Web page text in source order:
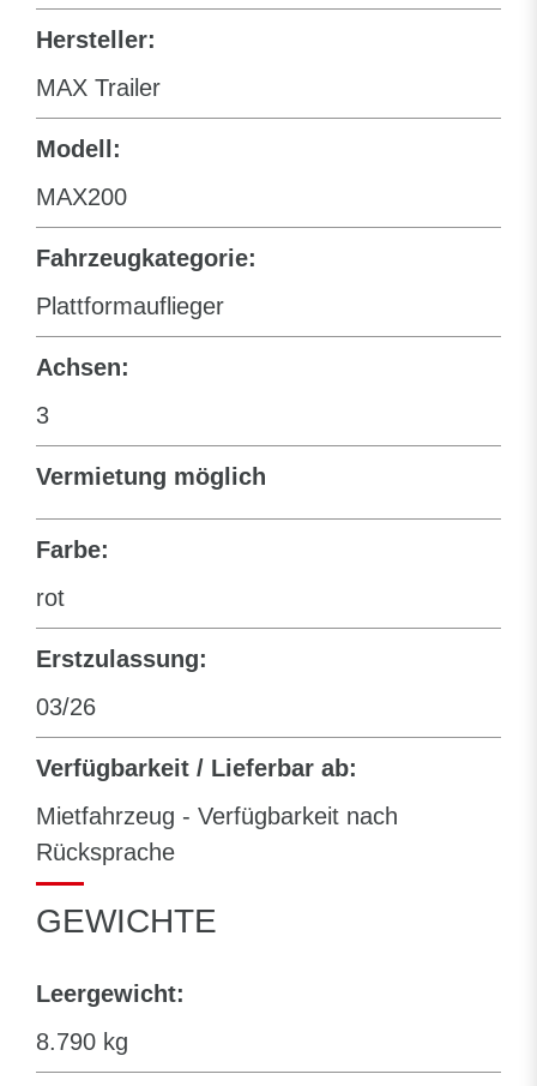
Hersteller:
MAX Trailer
Modell:
MAX200
Fahrzeugkategorie:
Plattformauflieger
Achsen:
3
Vermietung möglich
Farbe:
rot
Erstzulassung:
03/26
Verfügbarkeit / Lieferbar ab:
Mietfahrzeug - Verfügbarkeit nach
Rücksprache
GEWICHTE
Leergewicht:
8.790 kg